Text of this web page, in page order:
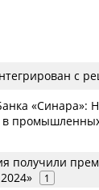
с
«Синара»:
получили
1